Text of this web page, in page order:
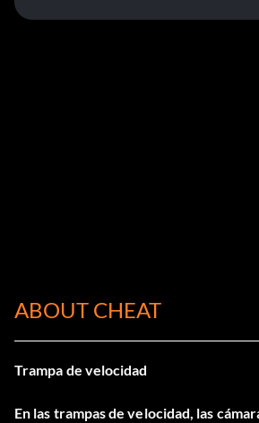
ABOUT CHEAT
Trampa de velocidad
En las trampas de velocidad, las